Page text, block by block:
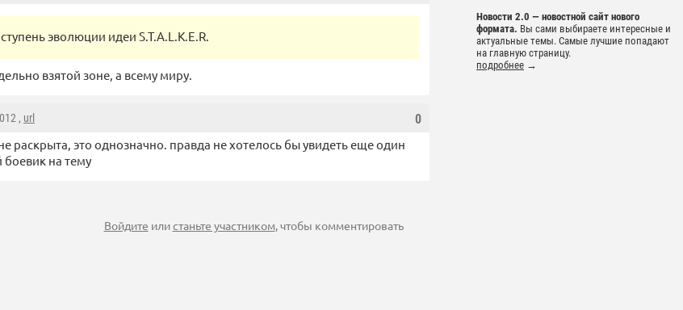
Новости 2.0 — новостной сайт нового
формата. Вы сами выбираете интересные и
актуальные темы. Самые лучшие попадают
на главную страницу.
подробнее →
эволюции идеи S.T.A.L.K.E.R.
взятой зоне, а всему миру.
0
, url
раскрыта, это однозначно. правда не хотелось бы увидеть еще один
на тему
Войдите илистаньте участником, чтобы комментировать